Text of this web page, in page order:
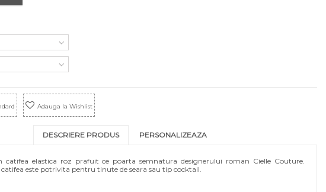
Adauga la Wishlist
DESCRIERE PRODUS PERSONALIZEAZA
catifea elastica roz prafuit ce poarta semnatura designerului roman Cielle Couture.
este potrivita pentru tinute de seara sau tip cocktail.